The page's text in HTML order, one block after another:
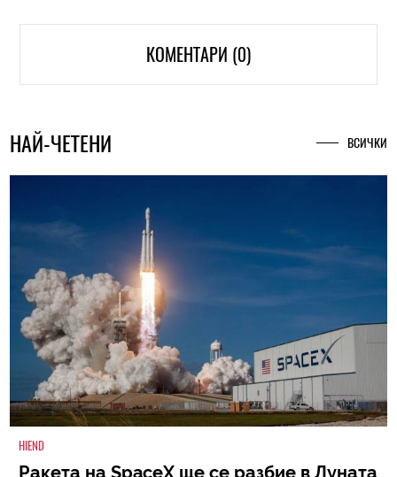
КОМЕНТАРИ (0)
НАЙ-ЧЕТЕНИ ВСИЧКИ
HIEND
Ракета на SpaceX ще се разбие в Луната